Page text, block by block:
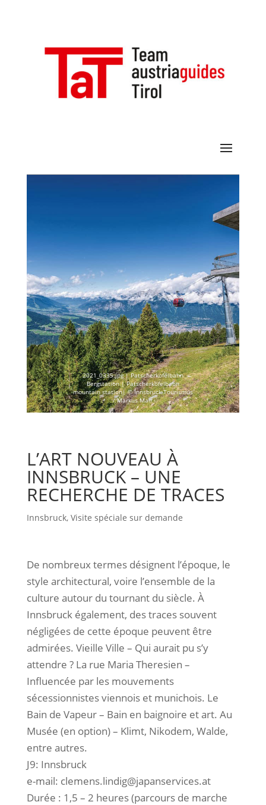
2021_0335.jpg | Patscherkofelbahn
Bergstation | Patscherkofelbahn
mountain station| © Innsbruck Tourismus
/ Markus Mair
L’ART NOUVEAU À
INNSBRUCK – UNE
RECHERCHE DE TRACES
Innsbruck, Visite spéciale sur demande
De nombreux termes désignent l’époque, le
style architectural, voire l’ensemble de la
culture autour du tournant du siècle. À
Innsbruck également, des traces souvent
négligées de cette époque peuvent être
admirées. Vieille Ville – Qui aurait pu s’y
attendre ? La rue Maria Theresien –
Influencée par les mouvements
sécessionnistes viennois et munichois. Le
Bain de Vapeur – Bain en baignoire et art. Au
Musée (en option) – Klimt, Nikodem, Walde,
entre autres.
J9: Innsbruck
e-mail: clemens.lindig@japanservices.at
Durée : 1,5 – 2 heures (parcours de marche